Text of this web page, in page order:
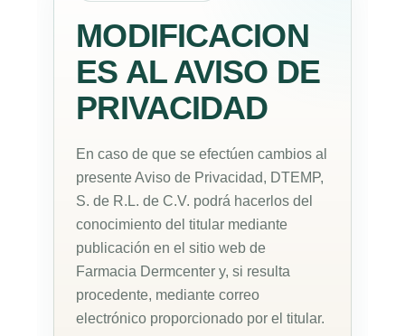
MODIFICACION
ES AL AVISO DE
PRIVACIDAD
En caso de que se efectúen cambios al
presente Aviso de Privacidad, DTEMP,
S. de R.L. de C.V. podrá hacerlos del
conocimiento del titular mediante
publicación en el sitio web de
Farmacia Dermcenter y, si resulta
procedente, mediante correo
electrónico proporcionado por el titular.